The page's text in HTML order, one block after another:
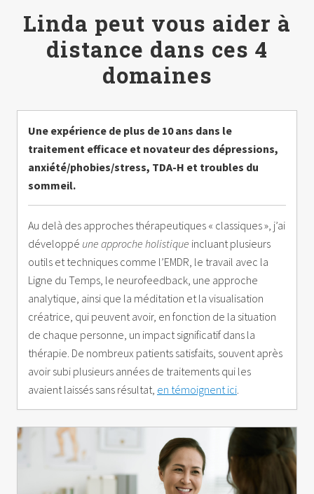
Linda peut vous aider à
distance dans ces 4
domaines
Une expérience de plus de 10 ans dans le
traitement efficace et novateur des dépressions,
anxiété/phobies/stress, TDA-H et troubles du
sommeil.
Au delà des approches thérapeutiques « classiques », j’ai
développé une approche holistique incluant plusieurs
outils et techniques comme l’EMDR, le travail avec la
Ligne du Temps, le neurofeedback, une approche
analytique, ainsi que la méditation et la visualisation
créatrice, qui peuvent avoir, en fonction de la situation
de chaque personne, un impact significatif dans la
thérapie. De nombreux patients satisfaits, souvent après
avoir subi plusieurs années de traitements qui les
avaient laissés sans résultat, en témoignent ici